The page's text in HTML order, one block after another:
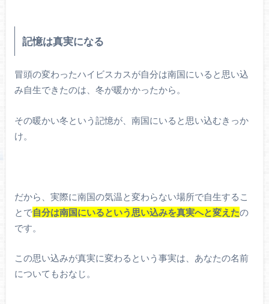
記憶は真実になる
冒頭の変わったハイビスカスが自分は南国にいると思い込
み自生できたのは、冬が暖かかったから。
その暖かい冬という記憶が、南国にいると思い込むきっか
け。
だから、実際に南国の気温と変わらない場所で自生するこ
とで自分は南国にいるという思い込みを真実へと変えたの
です。
この思い込みが真実に変わるという事実は、あなたの名前
についてもおなじ。